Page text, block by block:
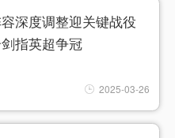
深度调整迎关键战役
指英超争冠
2025-03-26